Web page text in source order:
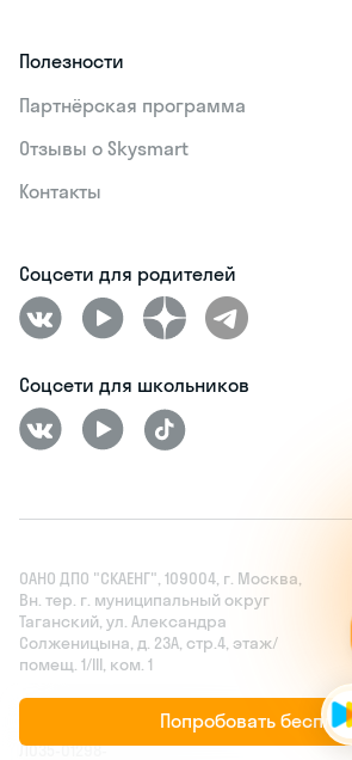
Попробовать
Полезности
Партнёрская программа
Отзывы о Skysmart
Контакты
Соцсети для родителей
Соцсети для школьников
ОАНО ДПО "СКАЕНГ", 109004, г. Москва,
Вн. тер. г. муниципальный округ
Таганский, ул. Александра
Солженицына, д. 23А, стр.4, этаж/
помещ. 1/III, ком. 1
Лицензия на осуществление
образовательной деятельности No
Л035‑01298-
Узнайте сво
беспл